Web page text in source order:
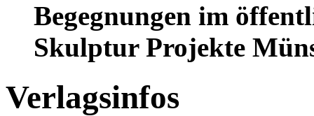
Begegnungen im
Skulptur Projekte
Verlagsinfos